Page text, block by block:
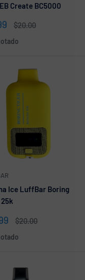
Create BC5000
Precio
$20.00
Ice LuffBar Boring
Precio
$20.00